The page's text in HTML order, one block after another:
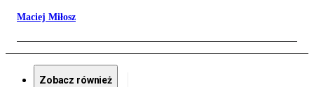
Maciej Miłosz
Zobacz również